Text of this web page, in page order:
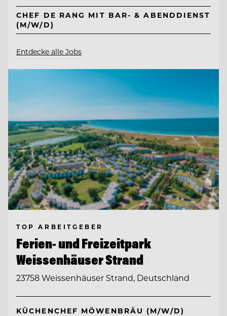
CHEF DE RANG MIT BAR- & ABENDDIENST
(M/W/D)
Entdecke alle Jobs
TOP ARBEITGEBER
Ferien- und Freizeitpark
Weissenhäuser Strand
23758 Weissenhäuser Strand, Deutschland
KÜCHENCHEF MÖWENBRÄU (M/W/D)